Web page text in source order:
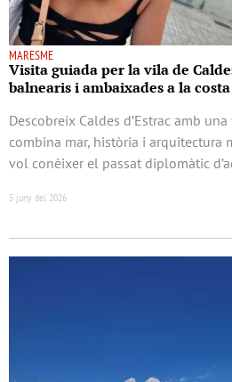
MARESME
Visita guiada per la vila de
balnearis i ambaixades a la
Descobreix Caldes d’Estrac amb
combina mar, història i arquitectura
vol conèixer el passat diplomàtic
5 juny del 2026